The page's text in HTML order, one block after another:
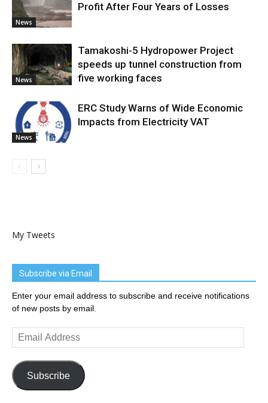
News
Profit After Four Years of Losses
News
Tamakoshi-5 Hydropower Project
speeds up tunnel construction from
five working faces
News
ERC Study Warns of Wide Economic
Impacts from Electricity VAT
My Tweets
Subscribe via Email
Enter your email address to subscribe and receive notifications
of new posts by email.
Email
Address
Subscribe